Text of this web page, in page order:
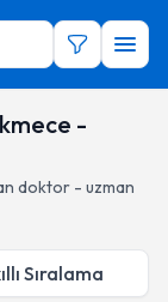
-
doktor - uzman
Sıralama